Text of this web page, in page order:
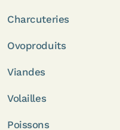
Charcuteries
Ovoproduits
Viandes
Volailles
Poissons